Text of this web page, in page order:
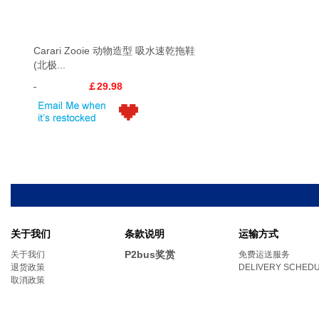
Carari Zooie 动物造型 吸水速乾拖鞋
(北极...
￡29.98
关于我们
关于我们
退货政策
取消政策
条款说明
P2bus奖赏
运输方式
免费运送服务
DELIVERY